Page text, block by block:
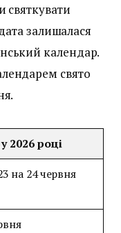
святкувати
залишалася
календар.
свято
2026 році
на 24 червня